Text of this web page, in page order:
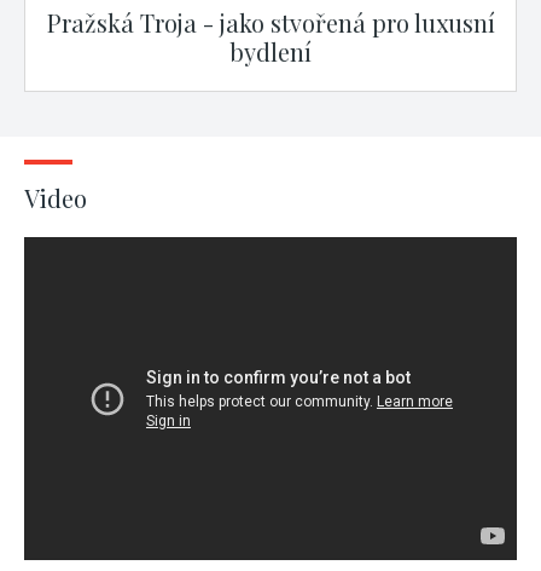
Pražská Troja - jako stvořená pro luxusní
bydlení
Video